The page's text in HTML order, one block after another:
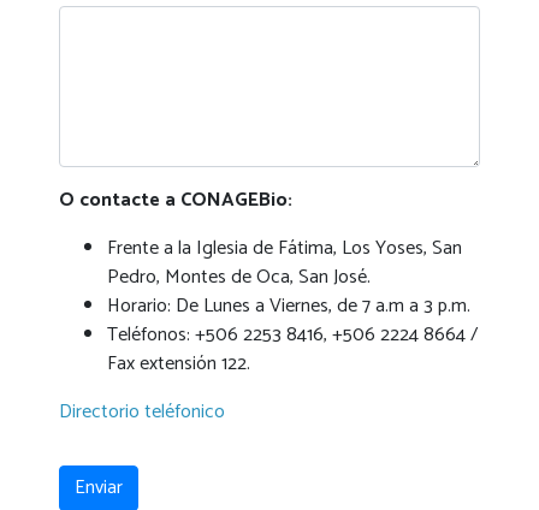
O contacte a CONAGEBio:
Frente a la Iglesia de Fátima, Los Yoses, San
Pedro, Montes de Oca, San José.
Horario: De Lunes a Viernes, de 7 a.m a 3 p.m.
Teléfonos: +506 2253 8416, +506 2224 8664 /
Fax extensión 122.
Directorio teléfonico
Enviar